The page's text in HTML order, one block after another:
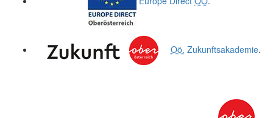
Oö. Zukunftsakademie.